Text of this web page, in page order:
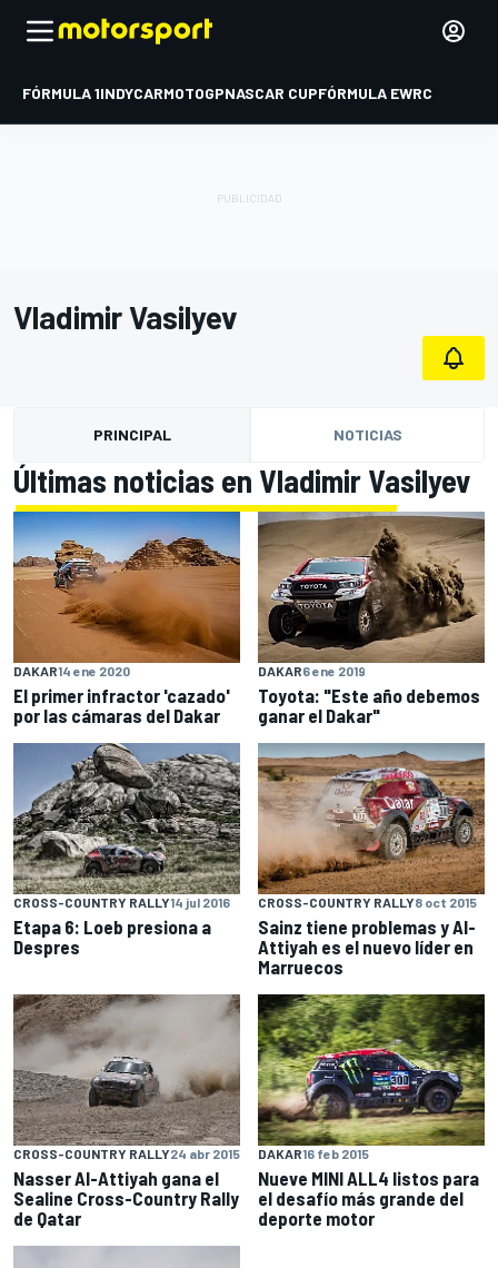
FÓRMULA 1INDYCARMOTOGPNASCAR CUPFÓRMULA EWRC
Vladimir Vasilyev
PRINCIPAL NOTICIAS
Últimas noticias en Vladimir Vasilyev
DAKAR14 ene 2020
El primer infractor 'cazado'
por las cámaras del Dakar
DAKAR6 ene 2019
Toyota: "Este año debemos
ganar el Dakar"
CROSS-COUNTRY RALLY14 jul 2016
Etapa 6: Loeb presiona a
Despres
CROSS-COUNTRY RALLY8 oct 2015
Sainz tiene problemas y Al-
Attiyah es el nuevo líder en
Marruecos
CROSS-COUNTRY RALLY24 abr 2015
Nasser Al-Attiyah gana el
Sealine Cross-Country Rally
de Qatar
DAKAR16 feb 2015
Nueve MINI ALL4 listos para
el desafío más grande del
deporte motor